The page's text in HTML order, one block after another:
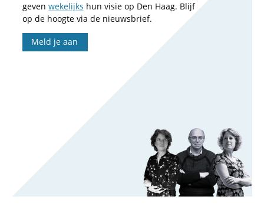
geven wekelijks hun visie op Den Haag. Blijf
op de hoogte via de nieuwsbrief.
Meld je aan